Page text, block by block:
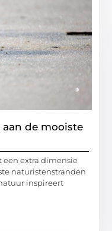
de mooiste
extra dimensie
naturistenstranden
inspireert